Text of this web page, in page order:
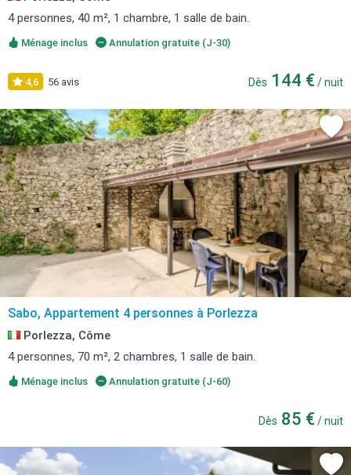
4 personnes, 40 m², 1 chambre, 1 salle de bain.
Ménage inclus Annulation gratuite (J-30)
4,6 56 avis Dès 144 € / nuit
Sabo, Appartement 4 personnes à Porlezza
Porlezza, Côme
4 personnes, 70 m², 2 chambres, 1 salle de bain.
Ménage inclus Annulation gratuite (J-60)
Dès 85 € / nuit